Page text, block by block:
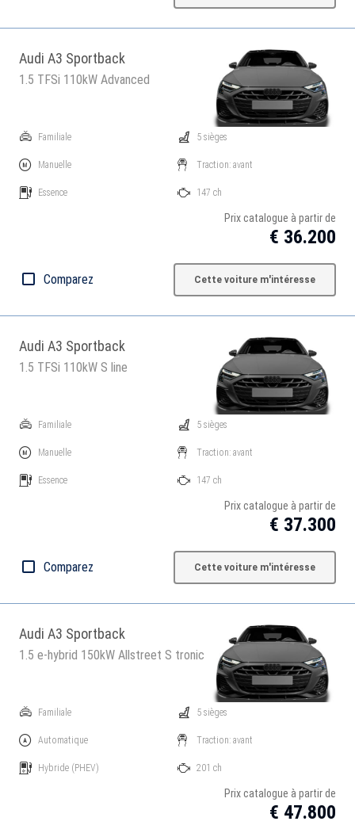
Audi A3 Sportback
1.5 TFSi 110kW Advanced
Familiale
Manuelle
Essence
5 sièges
Traction: avant
147 ch
Prix catalogue à partir de
€ 36.200
Comparez Cette voiture m'intéresse
Audi A3 Sportback
1.5 TFSi 110kW S line
Familiale
Manuelle
Essence
5 sièges
Traction: avant
147 ch
Prix catalogue à partir de
€ 37.300
Comparez Cette voiture m'intéresse
Audi A3 Sportback
1.5 e-hybrid 150kW Allstreet S tronic
Familiale
Automatique
Hybride (PHEV)
5 sièges
Traction: avant
201 ch
Prix catalogue à partir de
€ 47.800